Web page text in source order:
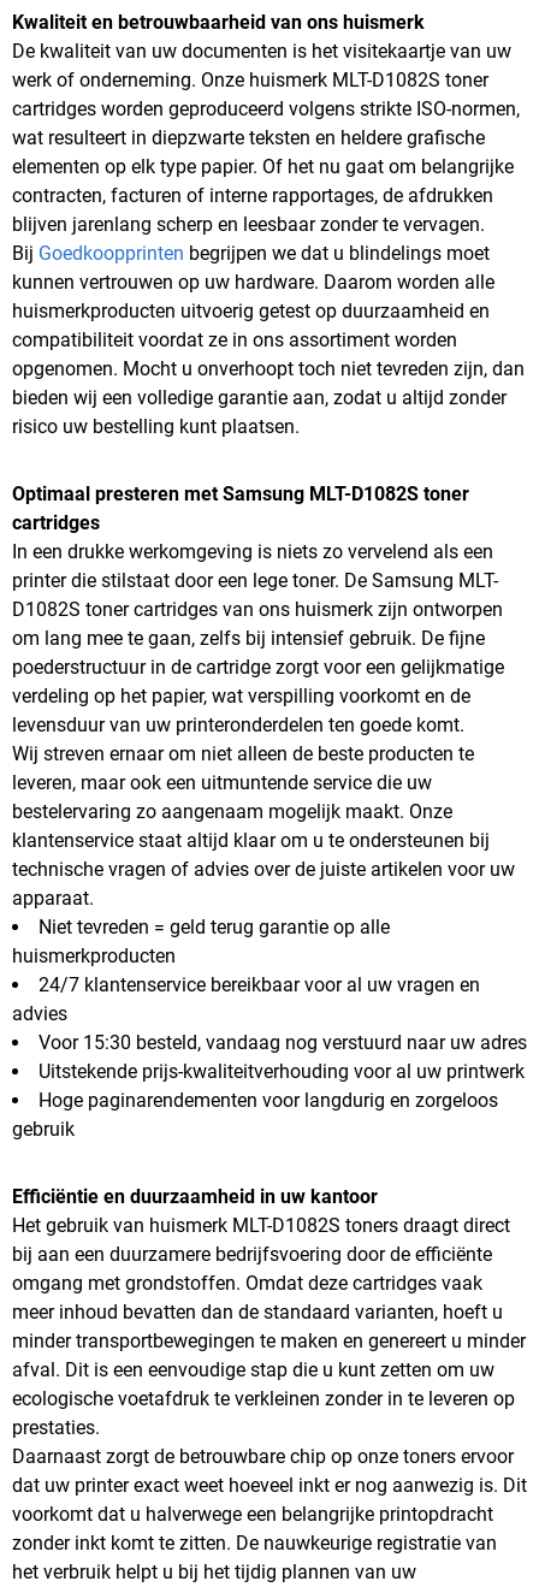
Kwaliteit en betrouwbaarheid van ons huismerk
De kwaliteit van uw documenten is het visitekaartje van uw
werk of onderneming. Onze huismerk MLT-D1082S toner
cartridges worden geproduceerd volgens strikte ISO-normen,
wat resulteert in diepzwarte teksten en heldere grafische
elementen op elk type papier. Of het nu gaat om belangrijke
contracten, facturen of interne rapportages, de afdrukken
blijven jarenlang scherp en leesbaar zonder te vervagen.
Bij Goedkoopprinten begrijpen we dat u blindelings moet
kunnen vertrouwen op uw hardware. Daarom worden alle
huismerkproducten uitvoerig getest op duurzaamheid en
compatibiliteit voordat ze in ons assortiment worden
opgenomen. Mocht u onverhoopt toch niet tevreden zijn, dan
bieden wij een volledige garantie aan, zodat u altijd zonder
risico uw bestelling kunt plaatsen.
Optimaal presteren met Samsung MLT-D1082S toner
cartridges
In een drukke werkomgeving is niets zo vervelend als een
printer die stilstaat door een lege toner. De Samsung MLT-
D1082S toner cartridges van ons huismerk zijn ontworpen
om lang mee te gaan, zelfs bij intensief gebruik. De fijne
poederstructuur in de cartridge zorgt voor een gelijkmatige
verdeling op het papier, wat verspilling voorkomt en de
levensduur van uw printeronderdelen ten goede komt.
Wij streven ernaar om niet alleen de beste producten te
leveren, maar ook een uitmuntende service die uw
bestelervaring zo aangenaam mogelijk maakt. Onze
klantenservice staat altijd klaar om u te ondersteunen bij
technische vragen of advies over de juiste artikelen voor uw
apparaat.
Niet tevreden = geld terug garantie op alle
huismerkproducten
24/7 klantenservice bereikbaar voor al uw vragen en
advies
Voor 15:30 besteld, vandaag nog verstuurd naar uw adres
Uitstekende prijs-kwaliteitverhouding voor al uw printwerk
Hoge paginarendementen voor langdurig en zorgeloos
gebruik
Efficiëntie en duurzaamheid in uw kantoor
Het gebruik van huismerk MLT-D1082S toners draagt direct
bij aan een duurzamere bedrijfsvoering door de efficiënte
omgang met grondstoffen. Omdat deze cartridges vaak
meer inhoud bevatten dan de standaard varianten, hoeft u
minder transportbewegingen te maken en genereert u minder
afval. Dit is een eenvoudige stap die u kunt zetten om uw
ecologische voetafdruk te verkleinen zonder in te leveren op
prestaties.
Daarnaast zorgt de betrouwbare chip op onze toners ervoor
dat uw printer exact weet hoeveel inkt er nog aanwezig is. Dit
voorkomt dat u halverwege een belangrijke printopdracht
zonder inkt komt te zitten. De nauwkeurige registratie van
het verbruik helpt u bij het tijdig plannen van uw